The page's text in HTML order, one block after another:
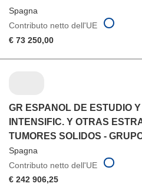
Spagna
Contributo netto dell'UE
€ 73 250,00
GR ESPANOL DE ESTUDIO
INTENSIFIC. Y OTRAS
TUMORES SOLIDOS -
Spagna
Contributo netto dell'UE
€ 242 906,25